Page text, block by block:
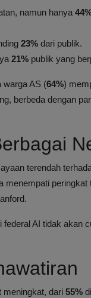
namun hanya
23% dari publik.
21% publik yang
warga AS (64%)
berbeda dengan
terendah
menempati peringkat
federal AI tidak akan
meningkat, dari 55%